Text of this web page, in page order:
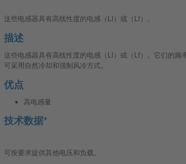
这些电感器具有高线性度的电感（LI）或（Lf）。
描述
这些电感器具有高线性度的电感（LI）或（Lf）。它们的频
可采用自然冷却和强制风冷方式。
优点
高电感量
技术数据*
可按要求提供其他电压和负载。